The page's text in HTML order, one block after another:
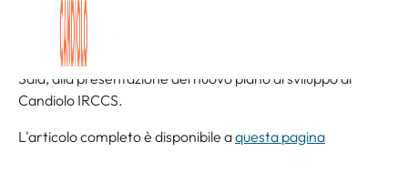
A dirlo è il direttore generale della Fondazione Allegra
Agnelli per la Ricerca sul Cancro – Candiolo, Gianmarco
Sala, alla presentazione del nuovo piano di sviluppo di
Candiolo IRCCS.
L'articolo completo è disponibile aquesta pagina